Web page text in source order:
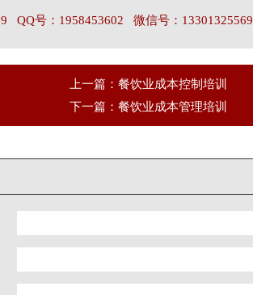
QQ号：1958453602 微信号：13301325569
上一篇：餐饮业成本控制培训
下一篇：餐饮业成本管理培训